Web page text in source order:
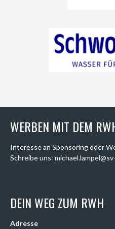
WERBEN MIT DEM
Interesse an Sponsoring oder
Schreibe uns:
DEIN WEG ZUM RWH
Adresse